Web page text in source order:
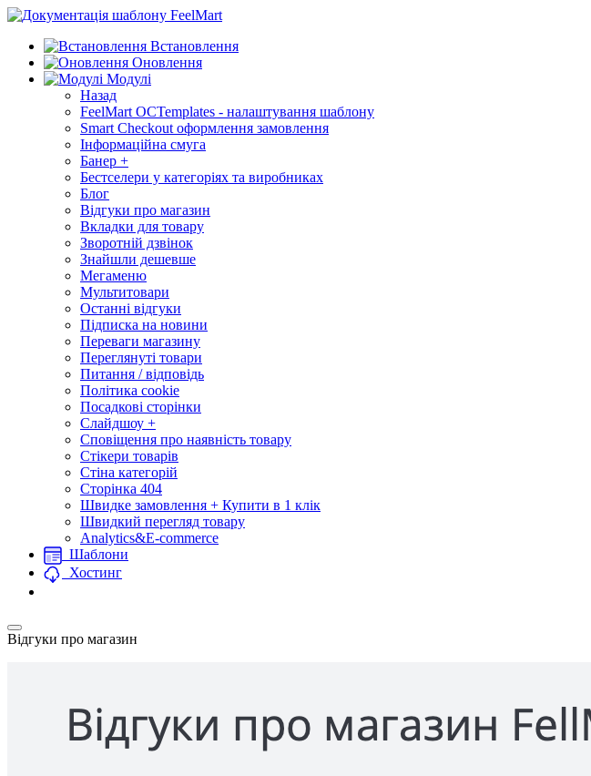
Встановлення
Оновлення
Модулі
Назад
FeelMart OCTemplates - налаштування шаблону
Smart Checkout оформлення замовлення
Інформаційна смуга
Банер +
Бестселери у категоріях та виробниках
Блог
Відгуки про магазин
Вкладки для товару
Зворотній дзвінок
Знайшли дешевше
Мегаменю
Мультитовари
Останні відгуки
Підписка на новини
Переваги магазину
Переглянуті товари
Питання / відповідь
Політика cookie
Посадкові сторінки
Слайдшоу +
Сповіщення про наявність товару
Стікери товарів
Стіна категорій
Сторінка 404
Швидке замовлення + Купити в 1 клік
Швидкий перегляд товару
Analytics&E-commerce
Шаблони
Хостинг
Відгуки про магазин